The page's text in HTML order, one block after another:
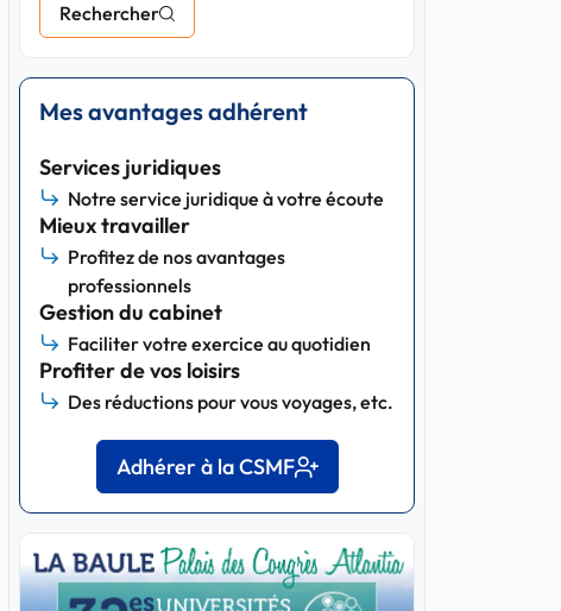
Rechercher
Mes avantages adhérent
Services juridiques
Notre service juridique à votre écoute
Mieux travailler
Profitez de nos avantages
professionnels
Gestion du cabinet
Faciliter votre exercice au quotidien
Profiter de vos loisirs
Des réductions pour vous voyages, etc.
Adhérer à la CSMF